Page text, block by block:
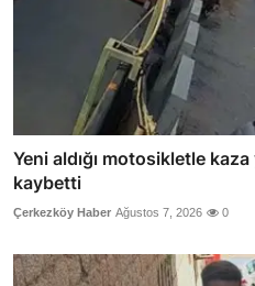
Yeni aldığı motosikletle
kaybetti
Çerkezköy Haber Ağustos 7, 2026 0